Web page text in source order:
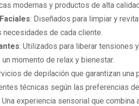
modernas y productos de alta
: Diseñados para limpiar y
necesidades de cada cliente.
: Utilizados para liberar tensiones
momento de relax y bienestar.
de depilación que garantizan una
técnicas según las preferencias
Una experiencia sensorial que